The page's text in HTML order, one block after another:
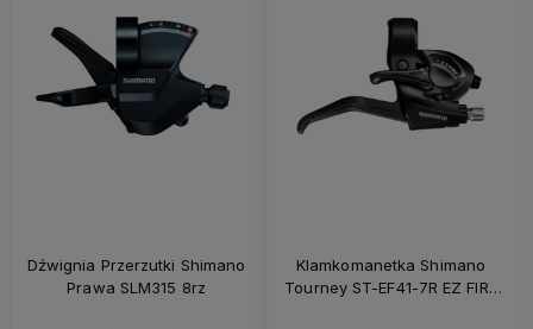
Dźwignia Przerzutki Shimano
Prawa SLM315 8rz
Klamkomanetka Shimano
Tourney ST-EF41-7R EZ FIRE